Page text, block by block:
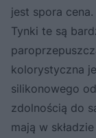
jest spora
Tynki te są
kolorystyczna
silikonowego
zdolnością do
mają w